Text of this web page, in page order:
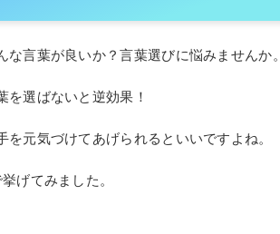
言葉が良いか？言葉選びに悩みませんか。
選ばないと逆効果！
元気づけてあげられるといいですよね。
げてみました。